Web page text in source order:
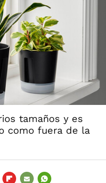
tamaños y es
como fuera de la